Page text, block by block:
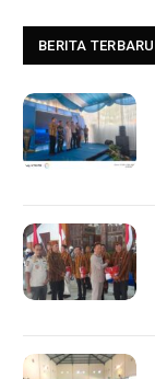
BERITA TERBARU